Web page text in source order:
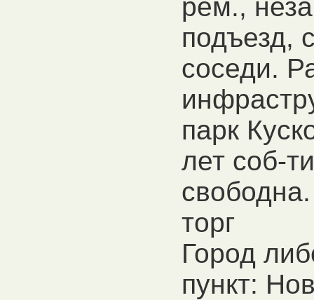
рем.,
подъезд,
соседи.
парк
лет соб-
торг
Город
пункт: